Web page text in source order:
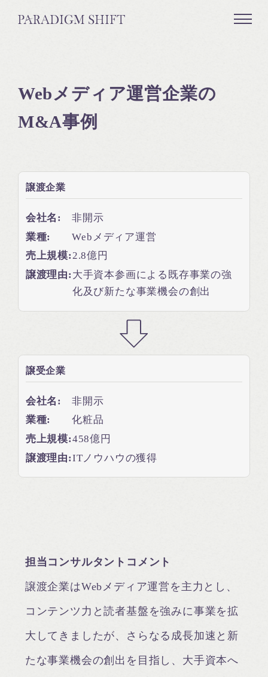
Webメディア運営企業の
M&A事例
譲渡企業
会社名:
非開示
業種:
Webメディア運営
売上規模:2.8億円
譲渡理由: 大手資本参画による既存事業の強
化及び新たな事業機会の創出
譲受企業
会社名:
非開示
業種:
化粧品
売上規模:458億円
譲渡理由:ITノウハウの獲得
担当コンサルタントコメント
譲渡企業はWebメディア運営を主力とし、
コンテンツ力と読者基盤を強みに事業を拡
大してきましたが、さらなる成長加速と新
たな事業機会の創出を目指し、大手資本へ